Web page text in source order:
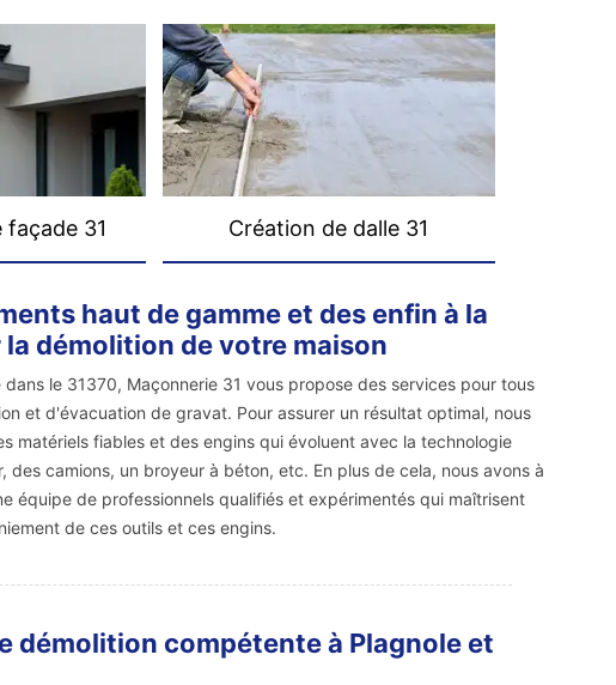
façade 31 Création de dalle 31
haut de gamme et des enfin à la
démolition de votre maison
dans le 31370, Maçonnerie 31 vous propose des services pour tous
et d'évacuation de gravat. Pour assurer un résultat optimal, nous
matériels fiables et des engins qui évoluent avec la technologie
des camions, un broyeur à béton, etc. En plus de cela, nous avons à
équipe de professionnels qualifiés et expérimentés qui maîtrisent
de ces outils et ces engins.
démolition compétente à Plagnole et